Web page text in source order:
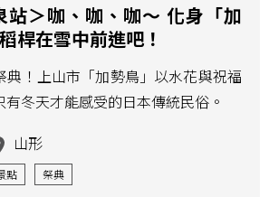
站＞咖、咖、咖～ 化身「加
桿在雪中前進吧！
典！上山市「加勢鳥」以水花與祝福
冬天才能感受的日本傳統民俗。
山形
點 祭典